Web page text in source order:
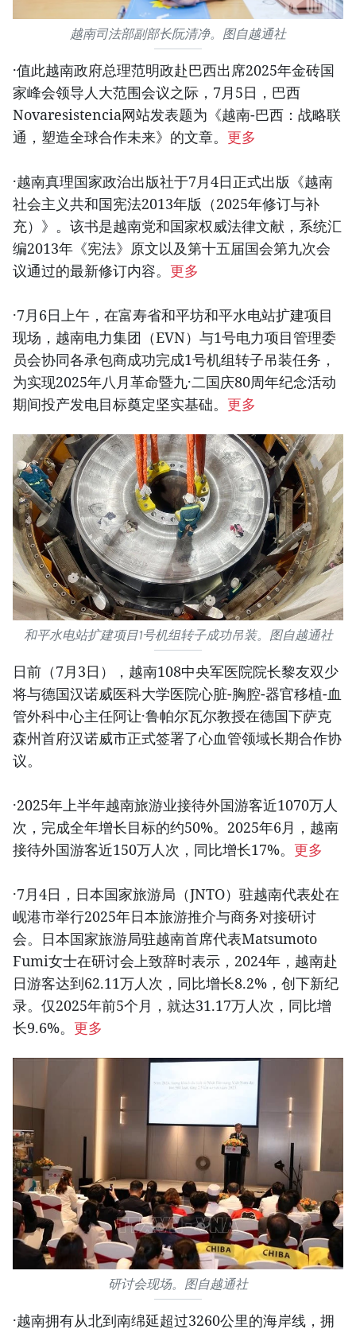
越南司法部副部长阮清净。图自越通社
·值此越南政府总理范明政赴巴西出席2025年金砖国
家峰会领导人大范围会议之际，7月5日，巴西
Novaresistencia网站发表题为《越南-巴西：战略联
通，塑造全球合作未来》的文章。 更多
·越南真理国家政治出版社于7月4日正式出版《越南
社会主义共和国宪法2013年版（2025年修订与补
充）》。该书是越南党和国家权威法律文献，系统汇
编2013年《宪法》原文以及第十五届国会第九次会
议通过的最新修订内容。 更多
·7月6日上午，在富寿省和平坊和平水电站扩建项目
现场，越南电力集团（EVN）与1号电力项目管理委
员会协同各承包商成功完成1号机组转子吊装任务，
为实现2025年八月革命暨九·二国庆80周年纪念活动
期间投产发电目标奠定坚实基础。 更多
和平水电站扩建项目1号机组转子成功吊装。图自越通社
日前（7月3日），越南108中央军医院院长黎友双少
将与德国汉诺威医科大学医院心脏-胸腔-器官移植-血
管外科中心主任阿让·鲁帕尔瓦尔教授在德国下萨克
森州首府汉诺威市正式签署了心血管领域长期合作协
议。
·2025年上半年越南旅游业接待外国游客近1070万人
次，完成全年增长目标的约50%。2025年6月，越南
接待外国游客近150万人次，同比增长17%。 更多
·7月4日，日本国家旅游局（JNTO）驻越南代表处在
岘港市举行2025年日本旅游推介与商务对接研讨
会。日本国家旅游局驻越南首席代表Matsumoto
Fumi女士在研讨会上致辞时表示，2024年，越南赴
日游客达到62.11万人次，同比增长8.2%，创下新纪
录。仅2025年前5个月，就达31.17万人次，同比增
长9.6%。 更多
研讨会现场。图自越通社
·越南拥有从北到南绵延超过3260公里的海岸线，拥